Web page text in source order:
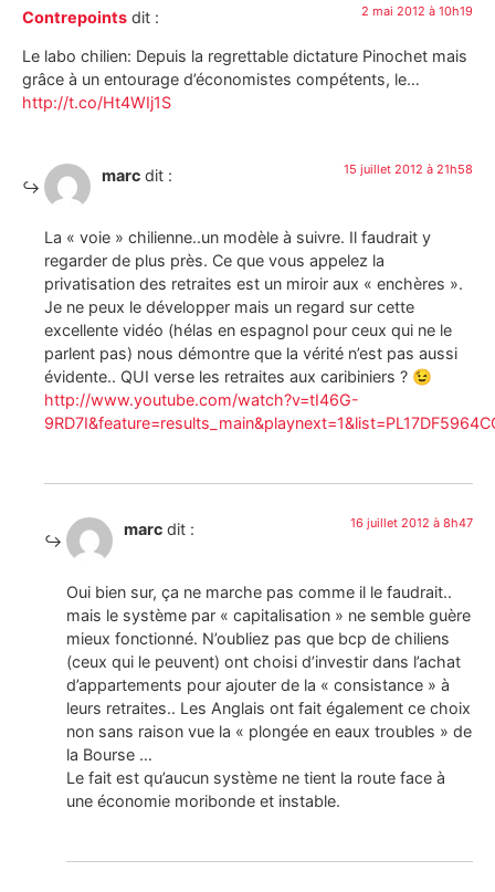
Contrepoints dit : 2 mai 2012 à 10h19
Le labo chilien: Depuis la regrettable dictature Pinochet mais
grâce à un entourage d’économistes compétents, le…
http://t.co/Ht4WIj1S
marc dit : 15 juillet 2012 à 21h58
La « voie » chilienne..un modèle à suivre. Il faudrait y
regarder de plus près. Ce que vous appelez la
privatisation des retraites est un miroir aux « enchères ».
Je ne peux le développer mais un regard sur cette
excellente vidéo (hélas en espagnol pour ceux qui ne le
parlent pas) nous démontre que la vérité n’est pas aussi
évidente.. QUI verse les retraites aux caribiniers ? 😉
http://www.youtube.com/watch?v=tI46G-
marc dit : 16 juillet 2012 à 8h47
Oui bien sur, ça ne marche pas comme il le faudrait..
mais le système par « capitalisation » ne semble guère
mieux fonctionné. N’oubliez pas que bcp de chiliens
(ceux qui le peuvent) ont choisi d’investir dans l’achat
d’appartements pour ajouter de la « consistance » à
leurs retraites.. Les Anglais ont fait également ce choix
non sans raison vue la « plongée en eaux troubles » de
la Bourse …
Le fait est qu’aucun système ne tient la route face à
une économie moribonde et instable.